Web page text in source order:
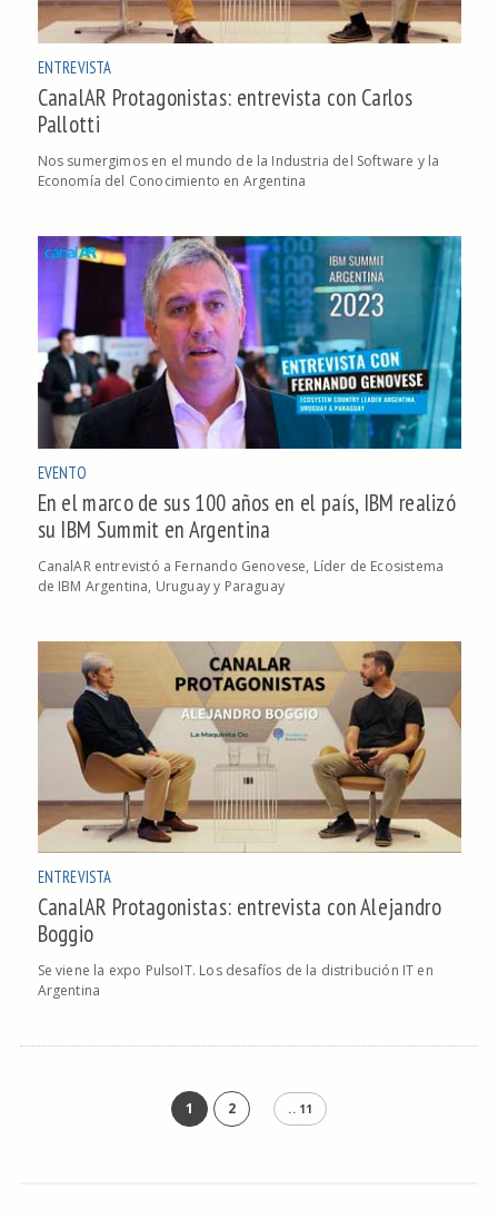
ENTREVISTA
CanalAR Protagonistas: entrevista con Carlos
Pallotti
Nos sumergimos en el mundo de la Industria del Software y la
Economía del Conocimiento en Argentina
EVENTO
En el marco de sus 100 años en el país, IBM realizó
su IBM Summit en Argentina
CanalAR entrevistó a Fernando Genovese, Líder de Ecosistema
de IBM Argentina, Uruguay y Paraguay
ENTREVISTA
CanalAR Protagonistas: entrevista con Alejandro
Boggio
Se viene la expo PulsoIT. Los desafíos de la distribución IT en
Argentina
1 2 .. 11